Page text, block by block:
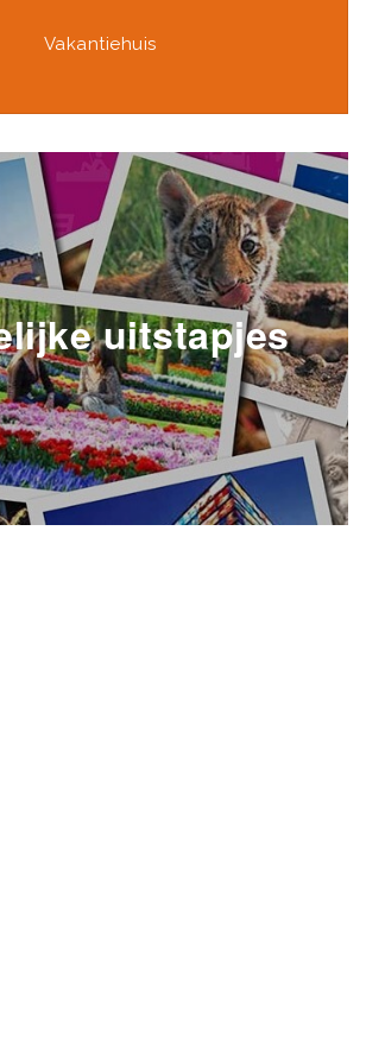
Vakantiehuis
uitstapjes